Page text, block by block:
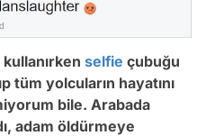
kullanırken selfie çubuğu
tüm yolcuların hayatını
bile. Arabada
adam öldürmeye